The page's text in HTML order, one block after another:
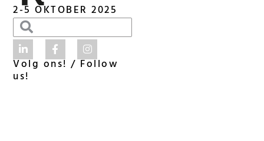
2-5 OKTOBER 2025
Volg ons! / Follow
us!